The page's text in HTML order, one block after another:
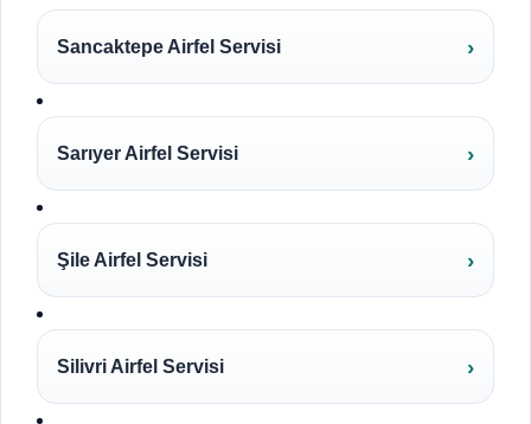
Sancaktepe Airfel Servisi
Sarıyer Airfel Servisi
Şile Airfel Servisi
Silivri Airfel Servisi